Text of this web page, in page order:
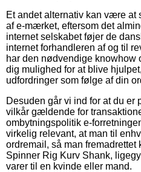
Et andet alternativ kan være at
af e-mærket, eftersom det
internet selskabet føjer de
internet forhandleren af og til
har den nødvendige knowhow
dig mulighed for at blive
udfordringer som følge af din
Desuden går vi ind for at du er
vilkår gældende for
ombytningspolitik e-
virkelig relevant, at man til
ordremail, så man fremadrettet
Spinner Rig Kurv Shank,
varer til en kvinde eller mand.